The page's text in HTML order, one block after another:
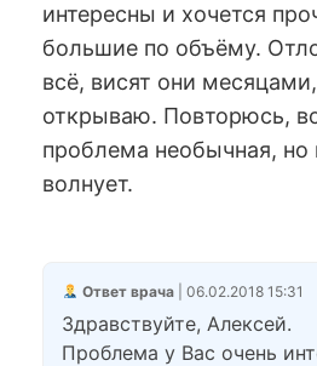
интересны и хочется
большие по объёму.
всё, висят они
открываю. Повторюсь,
проблема необычная, но
волнует.
Ответ врача| 06.02.2018 15:31
Здравствуйте, Алексей.
Проблема у Вас очень